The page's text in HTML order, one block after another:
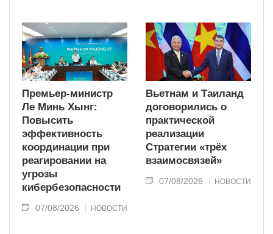
Премьер-министр
Ле Минь Хынг:
Повысить
эффективность
координации при
реагировании на
угрозы
кибербезопасности
07/08/2026 НОВОСТИ
Вьетнам и Таиланд
договорились о
практической
реализации
Стратегии «трёх
взаимосвязей»
07/08/2026 НОВОСТИ